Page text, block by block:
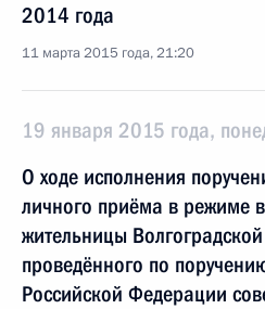
2014 года
11 марта 2015 года, 21:20
19 января 2015 года,
О ходе исполнения
личного приёма в режиме
жительницы
проведённого по
Российской Федерации